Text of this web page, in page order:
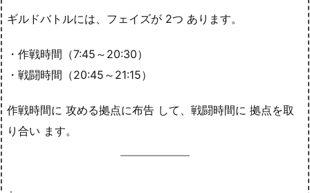
ギルドバトルには、フェイズが 2つ あります。
・作戦時間（7:45～20:30）
・戦闘時間（20:45～21:15）
作戦時間に 攻める拠点に布告 して、戦闘時間に 拠点を取
り合い ます。